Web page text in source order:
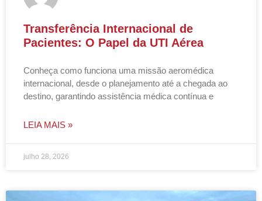
Transferência Internacional de
Pacientes: O Papel da UTI Aérea
Conheça como funciona uma missão aeromédica
internacional, desde o planejamento até a chegada ao
destino, garantindo assistência médica contínua e
LEIA MAIS »
julho 28, 2026